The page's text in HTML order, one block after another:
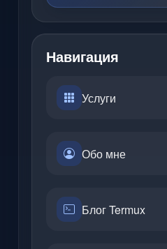
Навигация
Услуги
Обо мне
Блог Termux